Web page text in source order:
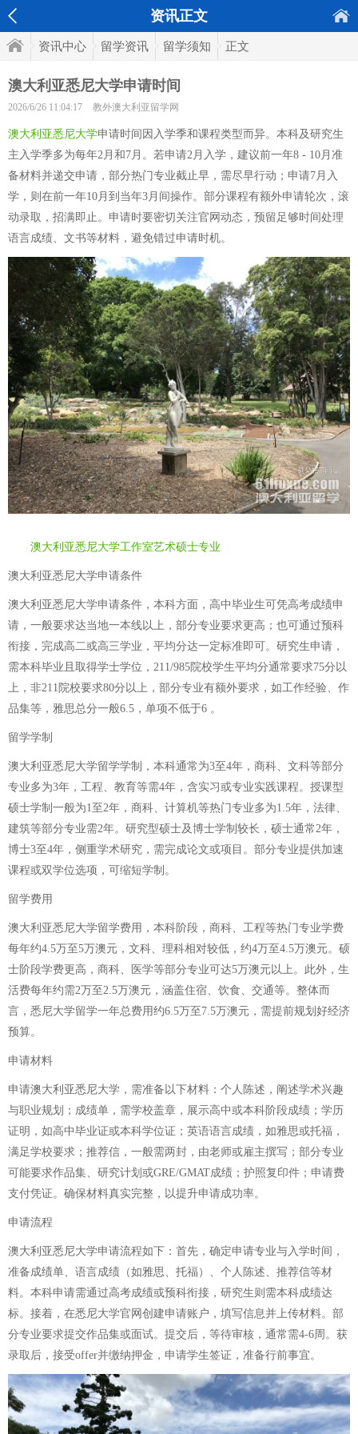
资讯正文
资讯中心 留学资讯 留学须知 正文
澳大利亚悉尼大学申请时间
2026/6/26 11:04:17 教外澳大利亚留学网
澳大利亚悉尼大学申请时间因入学季和课程类型而异。本科及研究生
主入学季多为每年2月和7月。若申请2月入学，建议前一年8 - 10月准
备材料并递交申请，部分热门专业截止早，需尽早行动；申请7月入
学，则在前一年10月到当年3月间操作。部分课程有额外申请轮次，滚
动录取，招满即止。申请时要密切关注官网动态，预留足够时间处理
语言成绩、文书等材料，避免错过申请时机。
澳大利亚悉尼大学工作室艺术硕士专业
澳大利亚悉尼大学申请条件
澳大利亚悉尼大学申请条件，本科方面，高中毕业生可凭高考成绩申
请，一般要求达当地一本线以上，部分专业要求更高；也可通过预科
衔接，完成高二或高三学业，平均分达一定标准即可。研究生申请，
需本科毕业且取得学士学位，211/985院校学生平均分通常要求75分以
上，非211院校要求80分以上，部分专业有额外要求，如工作经验、作
品集等，雅思总分一般6.5，单项不低于6 。
留学学制
澳大利亚悉尼大学留学学制，本科通常为3至4年，商科、文科等部分
专业多为3年，工程、教育等需4年，含实习或专业实践课程。授课型
硕士学制一般为1至2年，商科、计算机等热门专业多为1.5年，法律、
建筑等部分专业需2年。研究型硕士及博士学制较长，硕士通常2年，
博士3至4年，侧重学术研究，需完成论文或项目。部分专业提供加速
课程或双学位选项，可缩短学制。
留学费用
澳大利亚悉尼大学留学费用，本科阶段，商科、工程等热门专业学费
每年约4.5万至5万澳元，文科、理科相对较低，约4万至4.5万澳元。硕
士阶段学费更高，商科、医学等部分专业可达5万澳元以上。此外，生
活费每年约需2万至2.5万澳元，涵盖住宿、饮食、交通等。整体而
言，悉尼大学留学一年总费用约6.5万至7.5万澳元，需提前规划好经济
预算。
申请材料
申请澳大利亚悉尼大学，需准备以下材料：个人陈述，阐述学术兴趣
与职业规划；成绩单，需学校盖章，展示高中或本科阶段成绩；学历
证明，如高中毕业证或本科学位证；英语语言成绩，如雅思或托福，
满足学校要求；推荐信，一般需两封，由老师或雇主撰写；部分专业
可能要求作品集、研究计划或GRE/GMAT成绩；护照复印件；申请费
支付凭证。确保材料真实完整，以提升申请成功率。
申请流程
澳大利亚悉尼大学申请流程如下：首先，确定申请专业与入学时间，
准备成绩单、语言成绩（如雅思、托福）、个人陈述、推荐信等材
料。本科申请需通过高考成绩或预科衔接，研究生则需本科成绩达
标。接着，在悉尼大学官网创建申请账户，填写信息并上传材料。部
分专业要求提交作品集或面试。提交后，等待审核，通常需4-6周。获
录取后，接受offer并缴纳押金，申请学生签证，准备行前事宜。